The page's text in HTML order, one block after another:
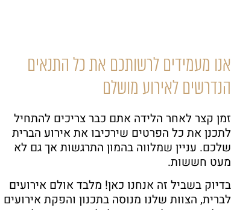
אנו מעמידים לרשותכם את כל התנאים
הנדרשים לאירוע מושלם
זמן קצר לאחר הלידה אתם כבר צריכים להתחיל
לתכנן את כל הפרטים שירכיבו את אירוע הברית
שלכם. עניין שמלווה בהמון התרגשות אך גם לא
מעט חששות.
בדיוק בשביל זה אנחנו כאן! מלבד אולם אירועים
לברית, הצוות שלנו מנוסה בתכנון והפקת אירועים